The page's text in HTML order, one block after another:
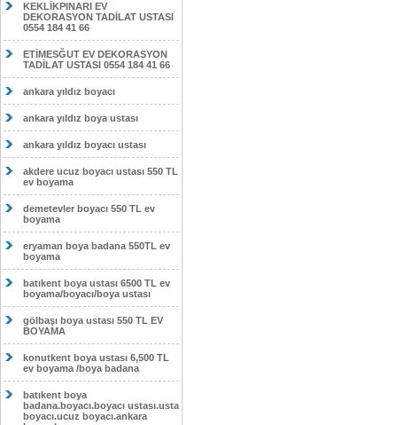
KEKLİKPINARI EV
DEKORASYON TADİLAT USTASI
0554 184 41 66
ETİMESĞUT EV DEKORASYON
TADİLAT USTASI 0554 184 41 66
ankara yıldız boyacı
ankara yıldız boya ustası
ankara yıldız boyacı ustası
akdere ucuz boyacı ustası 550 TL
ev boyama
demetevler boyacı 550 TL ev
boyama
eryaman boya badana 550TL ev
boyama
batıkent boya ustası 6500 TL ev
boyama/boyacı/boya ustası
gölbaşı boya ustası 550 TL EV
BOYAMA
konutkent boya ustası 6,500 TL
ev boyama /boya badana
batıkent boya
badana.boyacı.boyacı ustası.usta
boyacı.ucuz boyacı.ankara